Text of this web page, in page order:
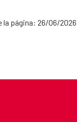
la página: 26/06/2026